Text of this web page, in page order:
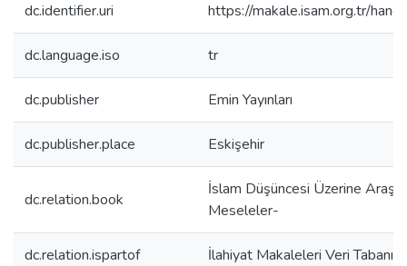
dc.identifier.uri https://makale.isam.org.tr/
dc.language.iso tr
dc.publisher Emin Yayınları
dc.publisher.place Eskişehir
dc.relation.book
İslam Düşüncesi Üzerine
Meseleler-
dc.relation.ispartof İlahiyat Makaleleri Veri Tabanı